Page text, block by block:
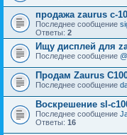
продажа zaurus c-
Последнее сообщение
Ответы: 2
Ищу дисплей для
Последнее сообщение
Продам Zaurus
Последнее сообщение
Воскрешение sl-
Последнее сообщение
Ответы: 16